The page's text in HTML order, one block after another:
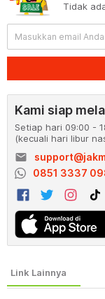
Tidak
Kami siap
Setiap hari 09:00 -
(kecuali hari libur
email
0851 3337